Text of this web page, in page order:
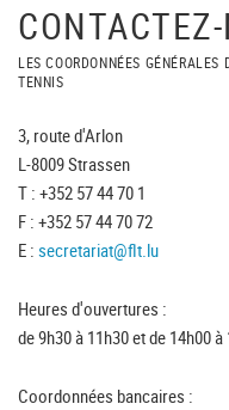
LES COORDONNÉES
TENNIS
3, route d'Arlon
L-8009 Strassen
T : +352 57 44 70 1
F : +352 57 44 70 72
E : secretariat@flt.lu
Heures d'ouvertures :
de 9h30 à 11h30 et de 14h00 à
Coordonnées bancaires :